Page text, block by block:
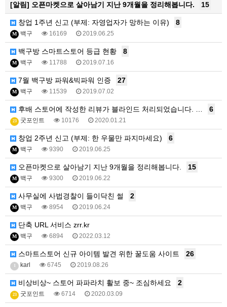
[알림] 오픈마켓으로 살아남기 지난 9개월을 정리해봅니다. 15
창업 1주년 신고 (부제: 자영업자가 망하는 이유) 8
M 백구 16169 2019.06.25
백구방 스마트스토어 등급 현황 8
M 백구 11788 2019.07.16
7월 백구방 파워&빅파워 인증 27
M 백구 11539 2019.07.02
후배 스토어에 작성한 리뷰가 블라인드 처리되었습니다. … 6
23 굿포인트 10176 2020.01.21
창업 2주년 신고 (부제: 한 우물만 파지마세요) 6
M 백구 9390 2019.06.25
오픈마켓으로 살아남기 지난 9개월을 정리해봅니다. 15
M 백구 9300 2019.06.22
사무실에 사법경찰이 들이닥친 썰 2
M 백구 8954 2019.06.24
단축 URL 서비스 zrr.kr
M 백구 6894 2022.03.12
스마트스토어 신규 아이템 발견 위한 꿀도움 사이트 26
karl 6745 2019.08.26
비상비상~ 스토어 파파라치 활보 중~ 조심하세요 2
23 굿포인트 6714 2020.03.09